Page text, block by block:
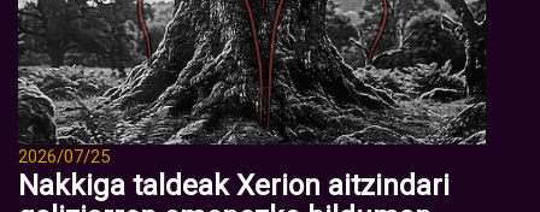
2026/07/25
Nakkiga taldeak Xerion aitzindari